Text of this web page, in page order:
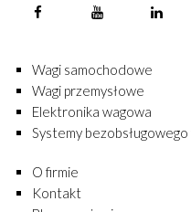
Wagi samochodowe
Wagi przemysłowe
Elektronika wagowa
Systemy
O firmie
Kontakt